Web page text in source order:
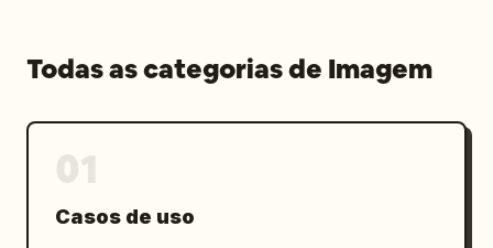
Todas as categorias de Imagem
Casos de uso